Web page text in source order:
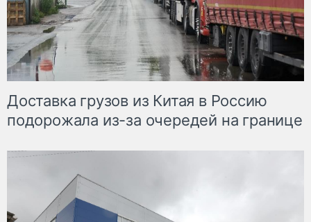
Доставка грузов из Китая в Россию
подорожала из-за очередей на границе